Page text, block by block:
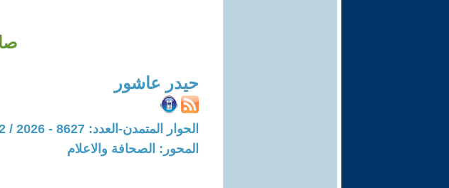
حيدر عاشور
الحوار المتمدن-العدد: 8627 - 2026 / 2 / 23 - 09:40
المحور: الصحافة والاعلام